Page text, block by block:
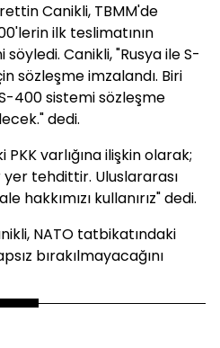
Canikli, TBMM'de
ilk teslimatının
Canikli, "Rusya ile S-
sözleşme imzalandı. Biri
400 sistemi sözleşme
dedi.
varlığına ilişkin olarak;
yer tehdittir. Uluslararası
hakkımızı kullanırız" dedi.
NATO tatbikatındaki
bırakılmayacağını